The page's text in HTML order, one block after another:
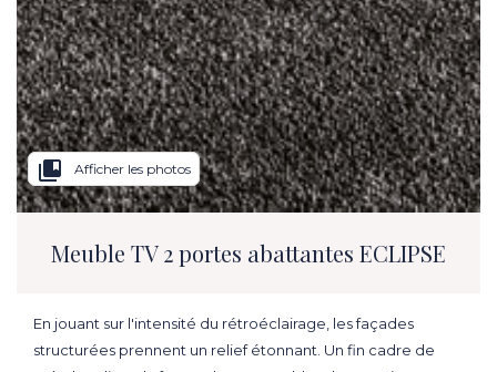
collections_bookmark Afficher les photos
Meuble TV 2 portes abattantes ECLIPSE
En jouant sur l'intensité du rétroéclairage, les façades
structurées prennent un relief étonnant. Un fin cadre de